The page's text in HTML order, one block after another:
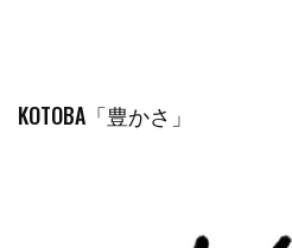
KOTOBA「豊かさ」